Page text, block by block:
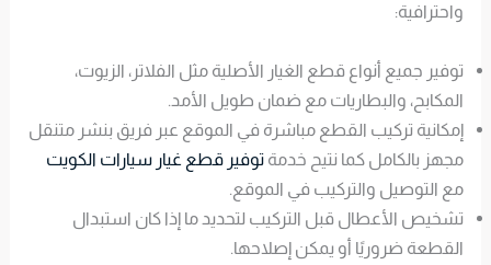
واحترافية:
توفير جميع أنواع قطع الغيار الأصلية مثل الفلاتر، الزيوت،
المكابح، والبطاريات مع ضمان طويل الأمد.
إمكانية تركيب القطع مباشرة في الموقع عبر فريق بنشر متنقل
مجهز بالكامل كما نتيح خدمةتوفير قطع غيار سيارات الكويت
مع التوصيل والتركيب في الموقع.
تشخيص الأعطال قبل التركيب لتحديد ما إذا كان استبدال
القطعة ضروريًا أو يمكن إصلاحها.